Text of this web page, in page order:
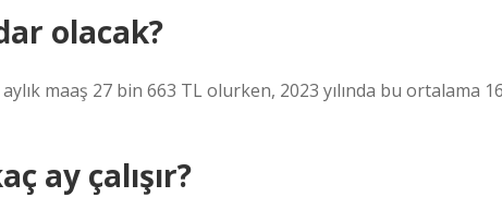
olacak?
maaş 27 bin 663 TL olurken, 2023 yılında bu ortalama
ay çalışır?